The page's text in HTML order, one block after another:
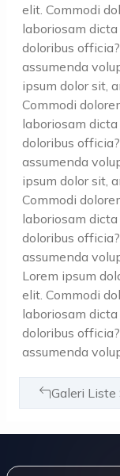
elit. Commodi
laboriosam
doloribus
assumenda
ipsum dolor sit,
Commodi
laboriosam
doloribus
assumenda
ipsum dolor sit,
Commodi
laboriosam
doloribus
assumenda
Lorem ipsum
elit. Commodi
laboriosam
doloribus
assumenda
Galeri Liste